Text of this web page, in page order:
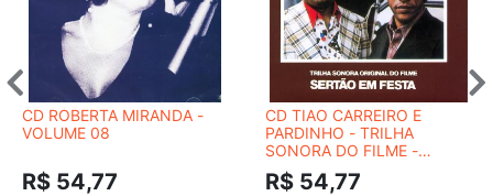
CD ROBERTA MIRANDA -
VOLUME 08
R$ 54,77
CD TIAO CARREIRO E
PARDINHO - TRILHA
SONORA DO FILME -
SERTÃO EM
R$ 54,77